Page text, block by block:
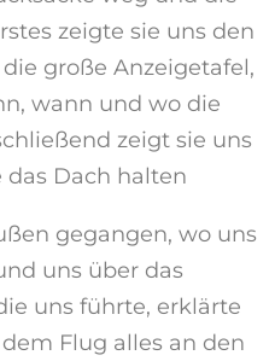
zeigte sie uns den
große Anzeigetafel,
wann und wo die
zeigt sie uns
Dach halten
gegangen, wo uns
uns über das
uns führte, erklärte
Flug alles an den